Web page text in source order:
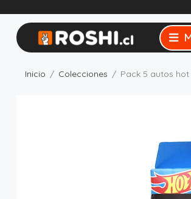
Inicio Colecciones Pack 5 autos hot